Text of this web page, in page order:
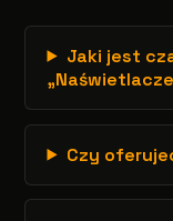
Jaki jest
Czy